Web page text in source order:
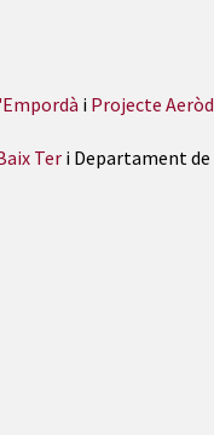
i Projecte
Ter i Departament